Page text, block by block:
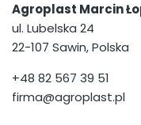
Agroplast Marcin
ul. Lubelska 24
22-107 Sawin, Polska
+48 82 567 39 51
firma@agroplast.pl